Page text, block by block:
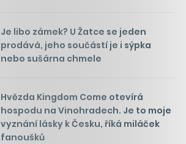
Je libo zámek? U Žatce se jeden
prodává, jeho součástí je i sýpka
nebo sušárna chmele
Hvězda Kingdom Come otevírá
hospodu na Vinohradech. Je to moje
vyznání lásky k Česku, říká miláček
fanoušků